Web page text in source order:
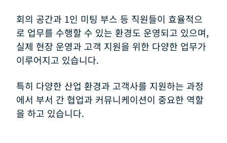
회의 공간과 1인 미팅 부스 등 직원들이 효율적으
로 업무를 수행할 수 있는 환경도 운영되고 있으며,
실제 현장 운영과 고객 지원을 위한 다양한 업무가
이루어지고 있습니다.
특히 다양한 산업 환경과 고객사를 지원하는 과정
에서 부서 간 협업과 커뮤니케이션이 중요한 역할
을 하고 있습니다.